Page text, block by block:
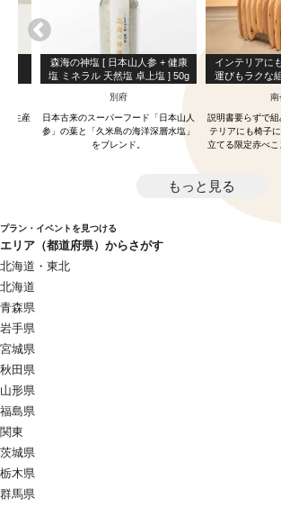
薬生産
森海の神塩 [ 日本山人参 + 健康
塩 ミネラル 天然塩 卓上塩 ] 50g
別府
日本古来のスーパーフード「日本山人
参」の葉と「久米島の海洋深層水塩」
をブレンド。
インテリアに
運びもラクな
南
説明書要らずで
テリアにも椅子
立てる限定赤べこ
もっと見る
プラン・イベントを見つける
エリア（都道府県）からさがす
北海道・東北
北海道
青森県
岩手県
宮城県
秋田県
山形県
福島県
関東
茨城県
栃木県
群馬県